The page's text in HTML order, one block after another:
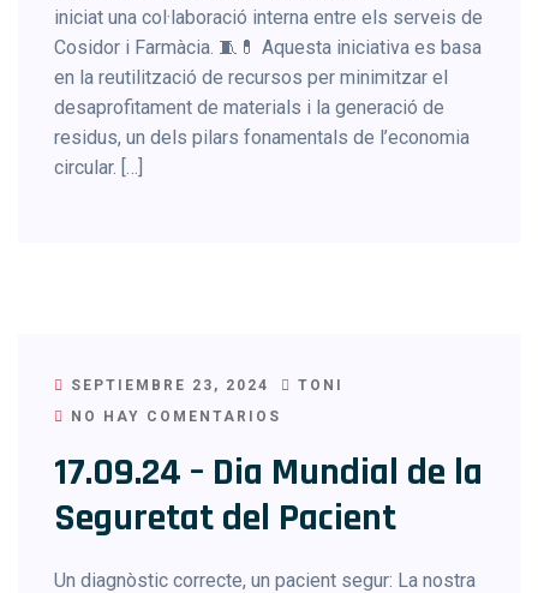
iniciat una col·laboració interna entre els serveis de
Cosidor i Farmàcia. 🧵💊 Aquesta iniciativa es basa
en la reutilització de recursos per minimitzar el
desaprofitament de materials i la generació de
residus, un dels pilars fonamentals de l’economia
circular. […]
SEPTIEMBRE 23, 2024
TONI
NO HAY COMENTARIOS
17.09.24 – Dia Mundial de la
Seguretat del Pacient
Un diagnòstic correcte, un pacient segur: La nostra